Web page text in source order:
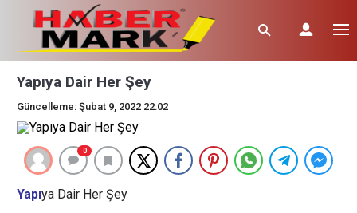
Yapıya Dair Her Şey
Güncelleme: Şubat 9, 2022 22:02
0
Yapıya Dair Her Şey